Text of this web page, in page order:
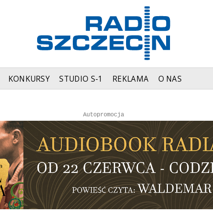
KONKURSY STUDIO S-1 REKLAMA O NAS
Autopromocja
Autopromocja